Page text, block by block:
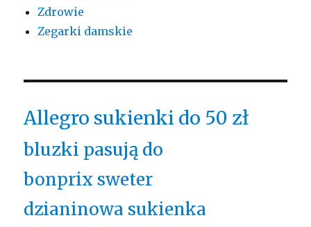
Zdrowie
Zegarki damskie
Allegro sukienki do 50 zł
bluzki pasują do
bonprix sweter
dzianinowa sukienka